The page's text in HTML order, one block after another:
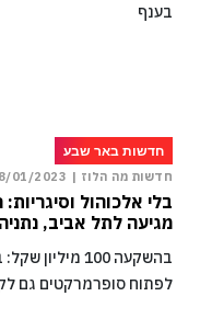
בענף
חדשות באר שבע
חדשות מה הלוז | 01/2023
בלי אלכוהול
מגיעה לתל אביב,
בהשקעה 100
לפתוח סופרמרקטים גם